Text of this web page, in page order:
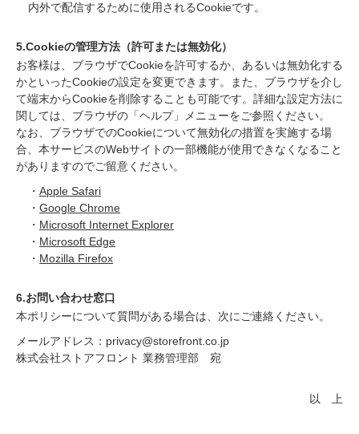
内外で配信するために使用されるCookieです。
5.Cookieの管理方法（許可または無効化）
お客様は、ブラウザでCookieを許可するか、あるいは無効化する
かといったCookieの設定を変更できます。また、ブラウザを介し
て端末からCookieを削除することも可能です。詳細な設定方法に
関しては、ブラウザの「ヘルプ」メニューをご参照ください。
なお、ブラウザでのCookieについて無効化の措置を実施する場
合、本サービスのWebサイトの一部機能が使用できなくなること
がありますのでご留意ください。
・ Apple Safari
・ Google Chrome
・ Microsoft Internet Explorer
・ Microsoft Edge
・ Mozilla Firefox
6.お問い合わせ窓口
本ポリシーについて質問がある場合は、次にご連絡ください。
メールアドレス：privacy@storefront.co.jp
株式会社ストアフロント 業務管理部 宛
以 上